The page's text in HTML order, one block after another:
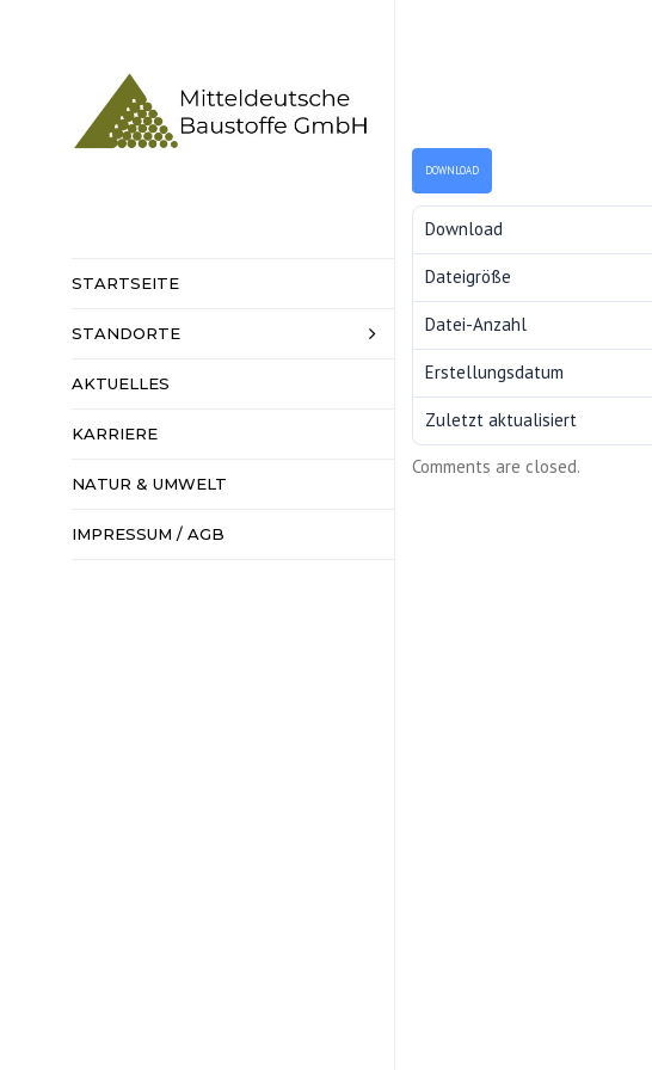
STARTSEITE
STANDORTE
HAUPTSITZ
KIESWERKE
HARTSTEINWERKE
AKTUELLES
KARRIERE
NATUR & UMWELT
IMPRESSUM / AGB
DOWNLOAD
Download
Dateigröße
Datei-Anzahl
Erstellungsdatum
Zuletzt aktualisiert
Comments are closed.